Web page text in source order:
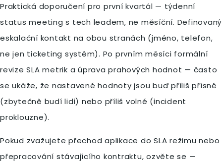
Praktická doporučení pro první kvartál — týdenní
status meeting s tech leadem, ne měsíční. Definovaný
eskalační kontakt na obou stranách (jméno, telefon,
ne jen ticketing systém). Po prvním měsíci formální
revize SLA metrik a úprava prahových hodnot — často
se ukáže, že nastavené hodnoty jsou buď příliš přísné
(zbytečně budí lidi) nebo příliš volné (incident
proklouzne).
Pokud zvažujete přechod aplikace do SLA režimu nebo
přepracování stávajícího kontraktu, ozvěte se —